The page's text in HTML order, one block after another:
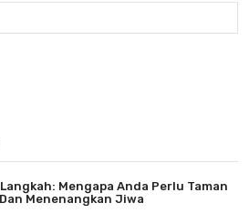
Mengapa Anda Perlu Taman
Menenangkan Jiwa